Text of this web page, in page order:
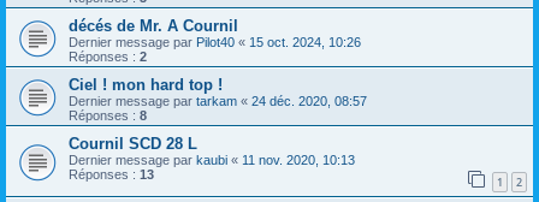
décés de Mr. A Cournil
Dernier message par Pilot40 « 15 oct. 2024, 10:26
Réponses : 2
Ciel ! mon hard top !
Dernier message par tarkam « 24 déc. 2020, 08:57
Réponses : 8
Cournil SCD 28 L
Dernier message par kaubi « 11 nov. 2020, 10:13
Réponses : 13 1 2